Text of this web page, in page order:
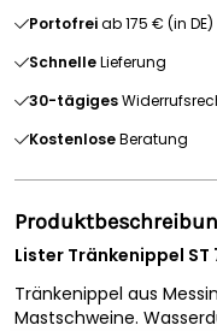
Portofreiab 175 € (in
SchnelleLieferung
30-tägiges
KostenloseBeratung
Lister Tränkenippel ST
Tränkenippel aus
Mastschweine.